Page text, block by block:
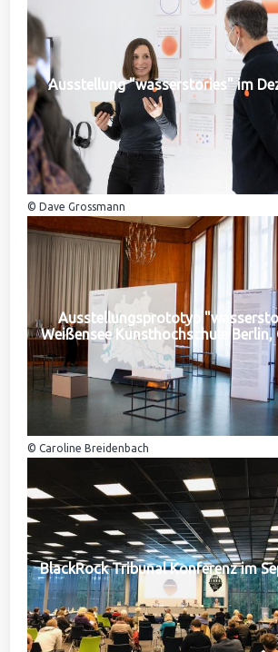
Ausstellung "wasserstories" im
© Dave Grossmann
Ausstellungsprototyp
Weißensee Kunsthochschule Berlin,
© Caroline Breidenbach
BlackRock Tribunal Konferenz im